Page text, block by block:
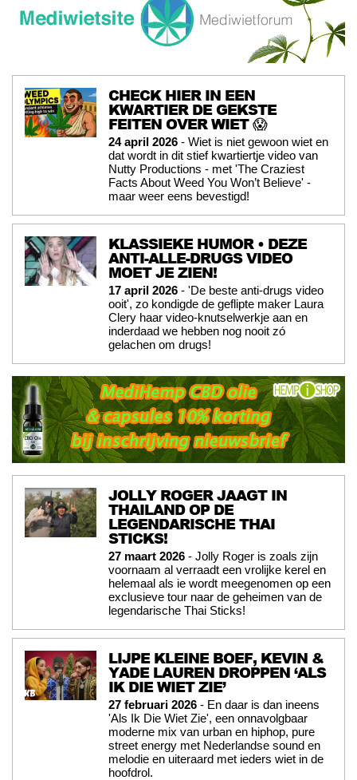
CHECK HIER IN EEN
KWARTIER DE GEKSTE
FEITEN OVER WIET 😱
24 april 2026 - Wiet is niet gewoon wiet en
dat wordt in dit stief kwartiertje video van
Nutty Productions - met 'The Craziest
Facts About Weed You Won’t Believe' -
maar weer eens bevestigd!
KLASSIEKE HUMOR • DEZE
ANTI-ALLE-DRUGS VIDEO
MOET JE ZIEN!
17 april 2026 - 'De beste anti-drugs video
ooit', zo kondigde de geflipte maker Laura
Clery haar video-knutselwerkje aan en
inderdaad we hebben nog nooit zó
gelachen om drugs!
JOLLY ROGER JAAGT IN
THAILAND OP DE
LEGENDARISCHE THAI
STICKS!
27 maart 2026 - Jolly Roger is zoals zijn
voornaam al verraadt een vrolijke kerel en
helemaal als ie wordt meegenomen op een
exclusieve tour naar de geheimen van de
legendarische Thai Sticks!
LIJPE KLEINE BOEF, KEVIN &
YADE LAUREN DROPPEN ‘ALS
IK DIE WIET ZIE’
27 februari 2026 - En daar is dan ineens
'Als Ik Die Wiet Zie', een onnavolgbaar
moderne mix van urban en hiphop, pure
street energy met Nederlandse sound en
melodie en uiteraard met ieders wiet in de
hoofdrol.